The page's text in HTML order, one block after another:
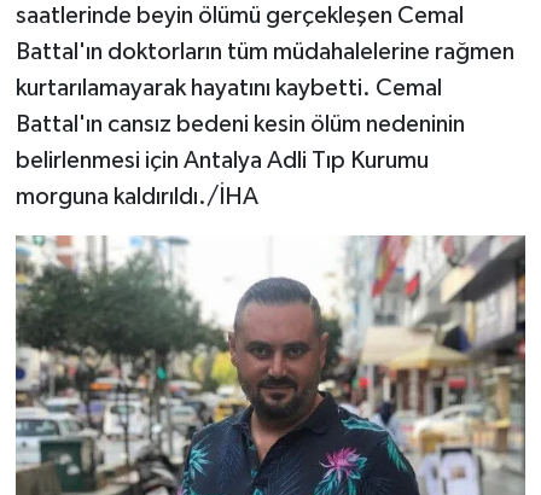
saatlerinde beyin ölümü gerçekleşen Cemal
Battal'ın doktorların tüm müdahalelerine rağmen
kurtarılamayarak hayatını kaybetti. Cemal
Battal'ın cansız bedeni kesin ölüm nedeninin
belirlenmesi için Antalya Adli Tıp Kurumu
morguna kaldırıldı./İHA